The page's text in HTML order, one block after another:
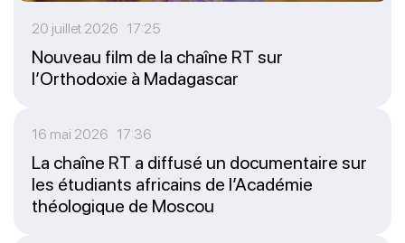
20 juillet 2026 17:25
Nouveau film de la chaîne RT sur
l’Orthodoxie à Madagascar
16 mai 2026 17:36
La chaîne RT a diffusé un documentaire sur
les étudiants africains de l’Académie
théologique de Moscou